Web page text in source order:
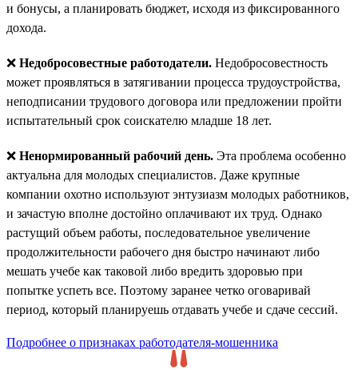
и бонусы, а планировать бюджет, исходя из фиксированного
дохода.
❌ Недобросовестные работодатели. Недобросовестность
может проявляться в затягивании процесса трудоустройства,
неподписании трудового договора или предложении пройти
испытательный срок соискателю младше 18 лет.
❌ Ненормированный рабочий день. Эта проблема особенно
актуальна для молодых специалистов. Даже крупные
компании охотно используют энтузиазм молодых работников,
и зачастую вполне достойно оплачивают их труд. Однако
растущий объем работы, последовательное увеличение
продолжительности рабочего дня быстро начинают либо
мешать учебе как таковой либо вредить здоровью при
попытке успеть все. Поэтому заранее четко оговаривай
период, который планируешь отдавать учебе и сдаче сессий.
Подробнее о признаках работодателя-мошенника